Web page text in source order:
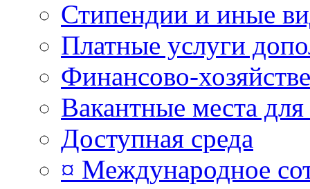
Стипендии и иные
Платные услуги
Финансово-
Вакантные места для
Доступная среда
¤ Международное